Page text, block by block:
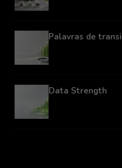
Palavras de
Data Strength